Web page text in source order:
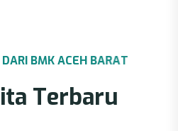
DARI BMK ACEH BARAT
ita Terbaru